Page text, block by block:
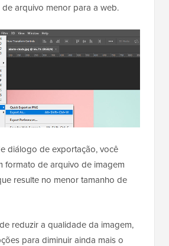
arquivo menor para a web.
diálogo de exportação, você
formato de arquivo de imagem
resulte no menor tamanho de
reduzir a qualidade da imagem,
para diminuir ainda mais o